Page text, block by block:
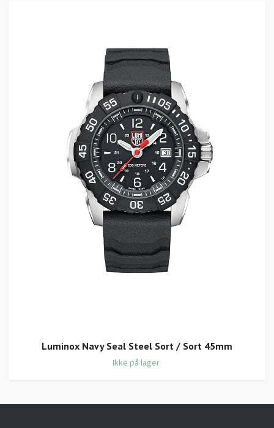
Luminox Navy Seal Steel Sort / Sort 45mm
Ikke på lager